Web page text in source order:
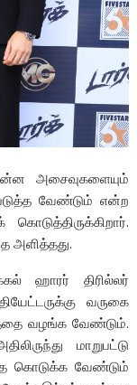
அசைவுகளையும்
வேண்டும் என்ற
அளித்தது.
ஹாரர் திரில்லர்
வருகை
வழங்க வேண்டும்.
மாறுபட்டு
கொடுக்க வேண்டும்